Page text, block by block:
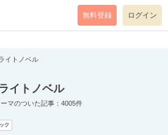
code=0 mode=return level=notice
無料登録 ログイン
イトノベル
ライトノベル
ーマのついた記事：4005件